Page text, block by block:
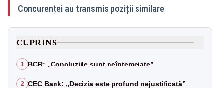
Concurenței au transmis poziții similare.
CUPRINS
1 BCR: „Concluziile sunt neîntemeiate”
2 CEC Bank: „Decizia este profund nejustificată”